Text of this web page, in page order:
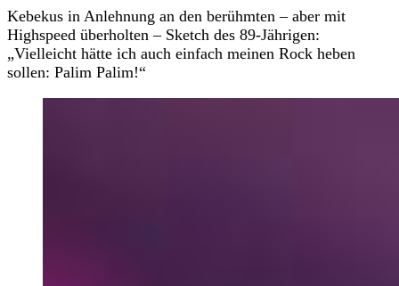
Kebekus in Anlehnung an den berühmten – aber mit
Highspeed überholten – Sketch des 89-Jährigen:
„Vielleicht hätte ich auch einfach meinen Rock heben
sollen: Palim Palim!“